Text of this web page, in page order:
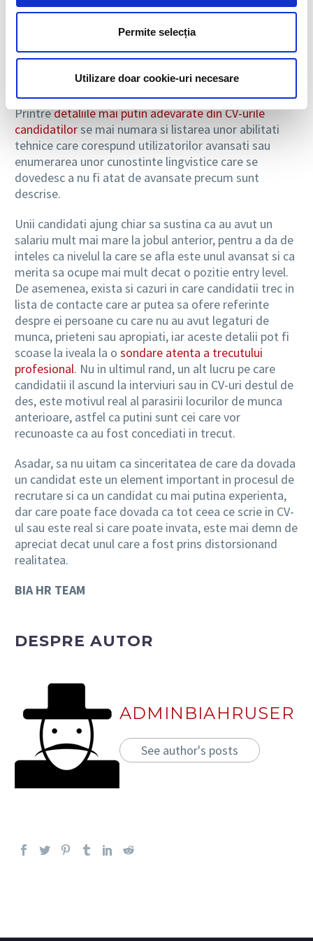
Permite selecția
Utilizare doar cookie-uri necesare
realitatea, modificata in favoarea candidatului. Astfel,
multi candidati ajung sa inlocuiasca titulatura
functiilor detinute anterior cu nume de joburi care sa
dea de inteles ca responsabilitatile lor au fost mult
mai multe decat in realitate si ca acestea implica o
serie de abilitati si o experienta pe care nu o au.
Printredetaliile mai putin adevarate din CV-urile
candidatilorse mai numara si listarea unor abilitati
tehnice care corespund utilizatorilor avansati sau
enumerarea unor cunostinte lingvistice care se
dovedesc a nu fi atat de avansate precum sunt
descrise.
Unii candidati ajung chiar sa sustina ca au avut un
salariu mult mai mare la jobul anterior, pentru a da de
inteles ca nivelul la care se afla este unul avansat si ca
merita sa ocupe mai mult decat o pozitie entry level.
De asemenea, exista si cazuri in care candidatii trec in
lista de contacte care ar putea sa ofere referinte
despre ei persoane cu care nu au avut legaturi de
munca, prieteni sau apropiati, iar aceste detalii pot fi
scoase la iveala la o sondare atenta a trecutului
profesional. Nu in ultimul rand, un alt lucru pe care
candidatii il ascund la interviuri sau in CV-uri destul de
des, este motivul real al parasirii locurilor de munca
anterioare, astfel ca putini sunt cei care vor
recunoaste ca au fost concediati in trecut.
Asadar, sa nu uitam ca sinceritatea de care da dovada
un candidat este un element important in procesul de
recrutare si ca un candidat cu mai putina experienta,
dar care poate face dovada ca tot ceea ce scrie in CV-
ul sau este real si care poate invata, este mai demn de
apreciat decat unul care a fost prins distorsionand
realitatea.
BIA HR TEAM
DESPRE AUTOR
ADMINBIAHRUSER
See author's posts